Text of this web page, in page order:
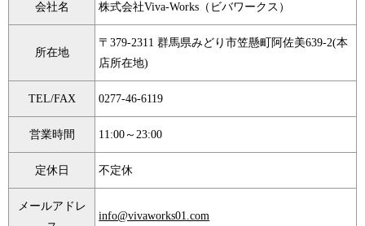
会社名 株式会社Viva-Works（ビバワークス）
所在地
〒379-2311 群馬県みどり市笠懸町阿佐美639-2(本
店所在地)
TEL/FAX 0277-46-6119
営業時間 11:00～23:00
定休日 不定休
メールアドレ
info@vivaworks01.com